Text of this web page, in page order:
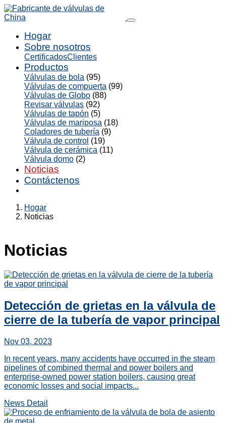
Hogar
Sobre nosotros
CertificadosClientes
Productos
Válvulas de bola (95)
Válvulas de compuerta (99)
Válvulas de Globo (88)
Revisar válvulas (92)
Válvulas de tapón (5)
Válvulas de mariposa (18)
Coladores de tubería (9)
Válvula de control (19)
Válvula de cerámica (11)
Válvula domo (2)
Noticias
Contáctenos
Hogar
Noticias
Noticias
Detección de grietas en la válvula de
cierre de la tubería de vapor principal
Nov 03, 2023
In recent years, many accidents have occurred in the steam
pipelines of combined thermal and power boilers and
enterprise-owned power station boilers, causing great
economic losses and social impacts...
News Detail